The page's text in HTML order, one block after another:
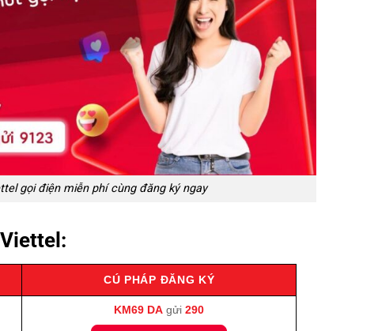
gọi điện miễn phí cùng đăng ký ngay
CÚ PHÁP ĐĂNG KÝ
KM69 DA gửi 290